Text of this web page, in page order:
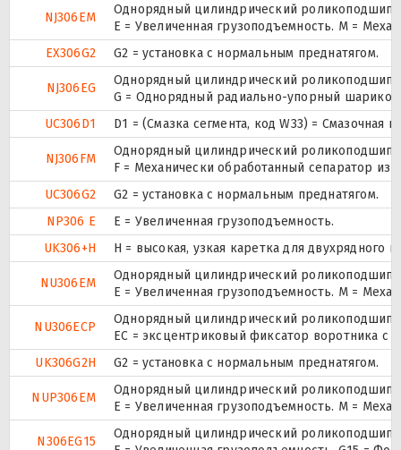
NJ306EM
Однорядный цилиндрический
E = Увеличенная грузоподъемность. М =
EX306G2
G2 = установка с нормальным преднатягом.
NJ306EG
Однорядный цилиндрический
G = Однорядный радиально-упорный
UC306D1
D1 = (Смазка сегмента, код W33) =
NJ306FM
Однорядный цилиндрический
F = Механически обработанный сепаратор
UC306G2
G2 = установка с нормальным преднатягом.
NP306 E
Е = Увеличенная грузоподъемность.
UK306+H
H = высокая, узкая каретка для
NU306EM
Однорядный цилиндрический
E = Увеличенная грузоподъемность. М =
NU306ECP
Однорядный цилиндрический
ЕС = эксцентриковый фиксатор воротника с
UK306G2H
G2 = установка с нормальным преднатягом.
NUP306EM
Однорядный цилиндрический
E = Увеличенная грузоподъемность. М =
N306EG15
Однорядный цилиндрический